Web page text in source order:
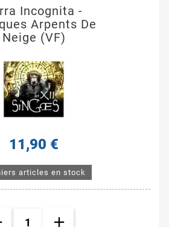
Incognita -
Arpents De
Neige (VF)
11,90 €
articles en stock